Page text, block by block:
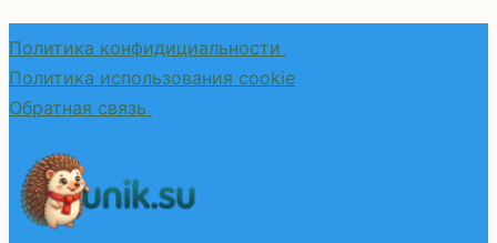
Политика конфидициальности
Политика использования cookie
Обратная связь